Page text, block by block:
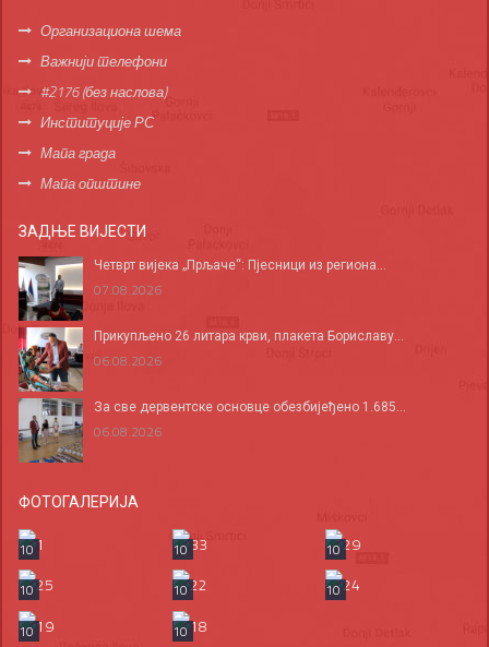
Организациона шема
Важнији телефони
#2176 (без наслова)
Институције РС
Мапа града
Мапа општине
ЗАДЊЕ ВИЈЕСТИ
Четврт вијека „Прљаче“: Пјесници из региона...
07.08.2026
Прикупљено 26 литара крви, плакета Бориславу...
06.08.2026
За све дервентске основце обезбијеђено 1.685...
06.08.2026
ФОТОГАЛЕРИЈА
10 10
10
10
10
10
10
10